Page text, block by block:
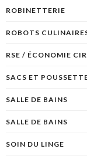
ROBINETTERIE
ROBOTS
RSE / ÉCONOMIE
SACS ET
SALLE DE BAINS
SALLE DE BAINS
SOIN DU LINGE